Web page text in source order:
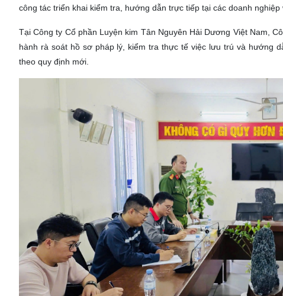
công tác triển khai kiểm tra, hướng dẫn trực tiếp tại các doanh
Tại Công ty Cổ phần Luyện kim Tân Nguyên Hải Dương Việt Nam,
hành rà soát hồ sơ pháp lý, kiểm tra thực tế việc lưu trú và hướng
theo quy định mới.